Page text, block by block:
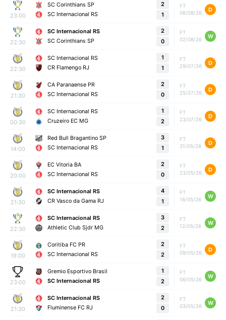
23:00
SC Corinthians SP
SC Internacional RS
2
1
FT
06/08/26
D
22:30
SC Internacional RS
SC Corinthians SP
2
0
FT
02/08/26
W
22:30
SC Internacional RS
CR Flamengo RJ
1
1
FT
29/07/26
D
21:30
CA Paranaense PR
SC Internacional RS
2
0
FT
25/07/26
D
00:30
SC Internacional RS
Cruzeiro EC MG
1
2
FT
23/07/26
D
14:00
Red Bull Bragantino SP
SC Internacional RS
3
1
FT
31/05/26
D
20:00
EC Vitoria BA
SC Internacional RS
2
0
FT
23/05/26
D
21:30
SC Internacional RS
CR Vasco da Gama RJ
4
1
FT
16/05/26
W
22:30
SC Internacional RS
Athletic Club Sjdr MG
3
2
FT
12/05/26
W
19:00
Coritiba FC PR
SC Internacional RS
2
2
FT
09/05/26
D
23:00
Gremio Esportivo Brasil
SC Internacional RS
1
2
FT
06/05/26
W
21:30
SC Internacional RS
Fluminense FC RJ
2
0
FT
03/05/26
W